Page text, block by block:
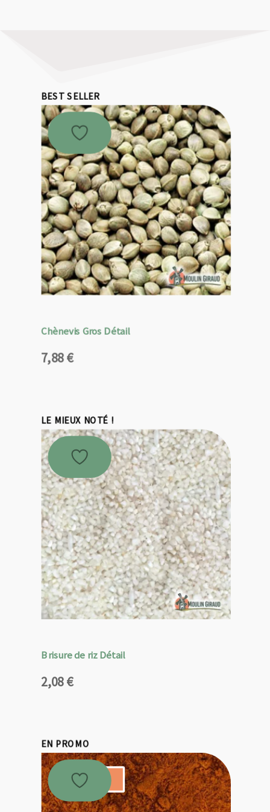
BEST SELLER
Chènevis Gros Détail
7,88€
LE MIEUX NOTÉ !
Brisure de riz Détail
2,08€
EN PROMO
Promo !